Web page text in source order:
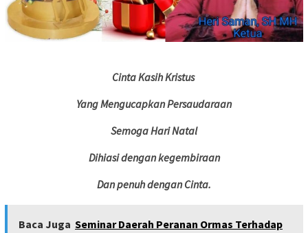
Cinta Kasih Kristus
Yang Mengucapkan Persaudaraan
Semoga Hari Natal
Dihiasi dengan kegembiraan
Dan penuh dengan Cinta.
Baca Juga Seminar Daerah Peranan Ormas Terhadap